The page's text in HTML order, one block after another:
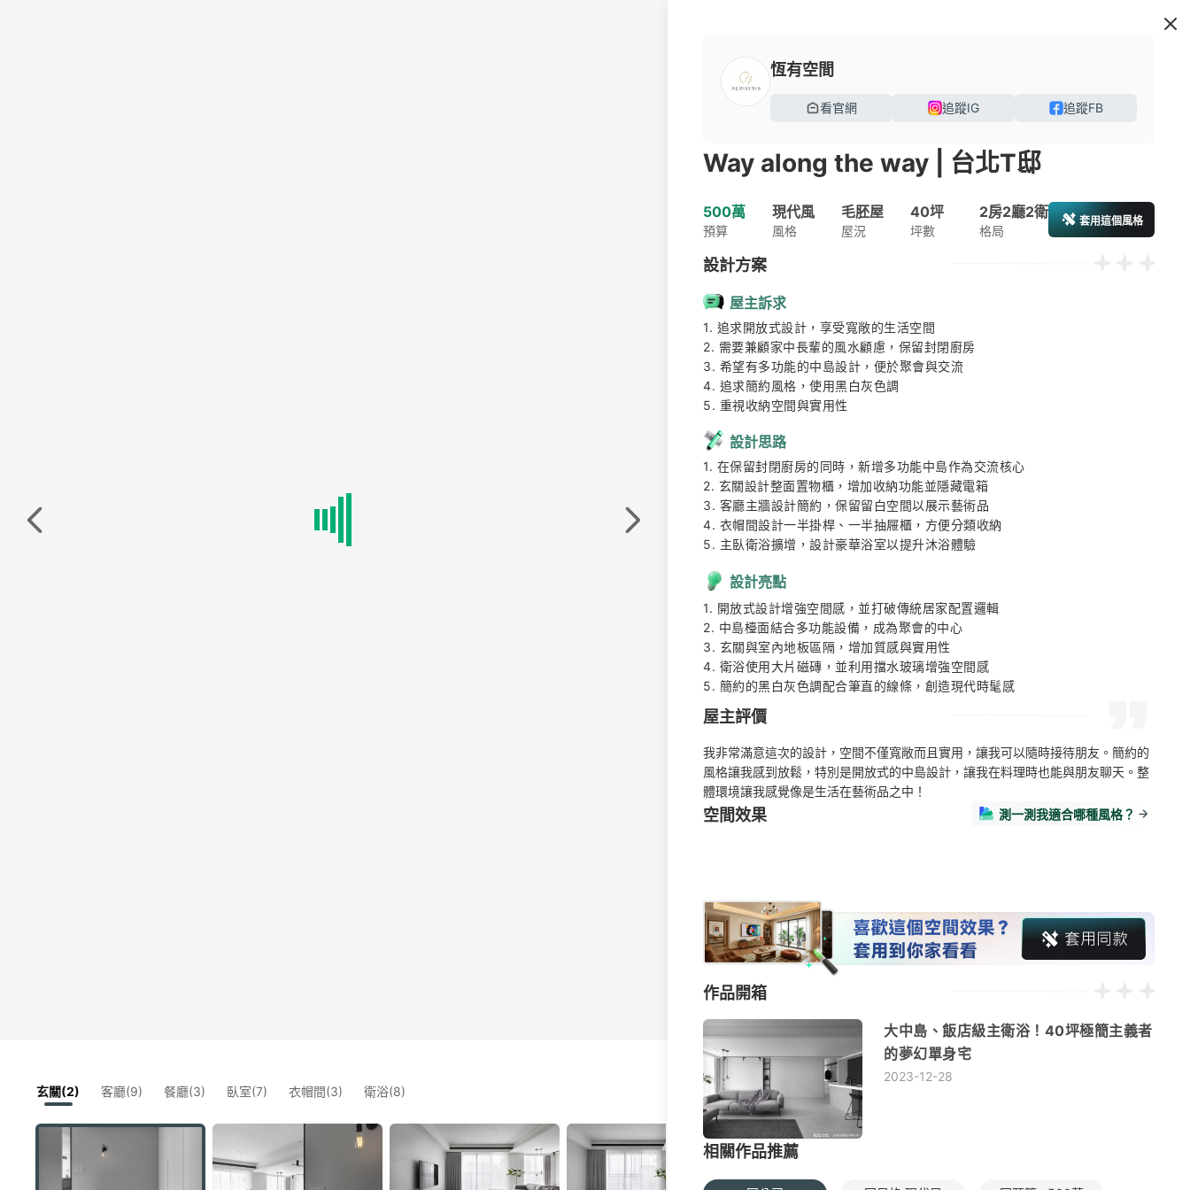
玄關(2) 客廳(9) 餐廳(3) 臥室(7) 衣帽間(3) 衛浴(8)
恆有空間
看官網 追蹤IG 追蹤FB
Way along the way | 台北T邸
500萬
預算
現代風
風格
毛胚屋
屋況
40坪
坪數
2房2廳2衛
格局
套用這個風格
設計方案
屋主訴求
1. 追求開放式設計，享受寬敞的生活空間
2. 需要兼顧家中長輩的風水顧慮，保留封閉廚房
3. 希望有多功能的中島設計，便於聚會與交流
4. 追求簡約風格，使用黑白灰色調
5. 重視收納空間與實用性
設計思路
1. 在保留封閉廚房的同時，新增多功能中島作為交流核心
2. 玄關設計整面置物櫃，增加收納功能並隱藏電箱
3. 客廳主牆設計簡約，保留留白空間以展示藝術品
4. 衣帽間設計一半掛桿、一半抽屜櫃，方便分類收納
5. 主臥衛浴擴增，設計豪華浴室以提升沐浴體驗
設計亮點
1. 開放式設計增強空間感，並打破傳統居家配置邏輯
2. 中島檯面結合多功能設備，成為聚會的中心
3. 玄關與室內地板區隔，增加質感與實用性
4. 衛浴使用大片磁磚，並利用擋水玻璃增強空間感
5. 簡約的黑白灰色調配合筆直的線條，創造現代時髦感
屋主評價
我非常滿意這次的設計，空間不僅寬敞而且實用，讓我可以隨時接待朋友。簡約的
風格讓我感到放鬆，特別是開放式的中島設計，讓我在料理時也能與朋友聊天。整
體環境讓我感覺像是生活在藝術品之中！
空間效果 測一測我適合哪種風格？
作品開箱
大中島、飯店級主衛浴！40坪極簡主義者
的夢幻單身宅
2023-12-28
相關作品推薦